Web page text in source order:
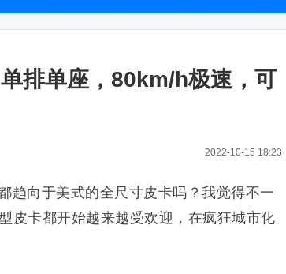
排单座，80km/h极速，可
2022-10-15 18:23
趋向于美式的全尺寸皮卡吗？我觉得不一
皮卡都开始越来越受欢迎，在疯狂城市化